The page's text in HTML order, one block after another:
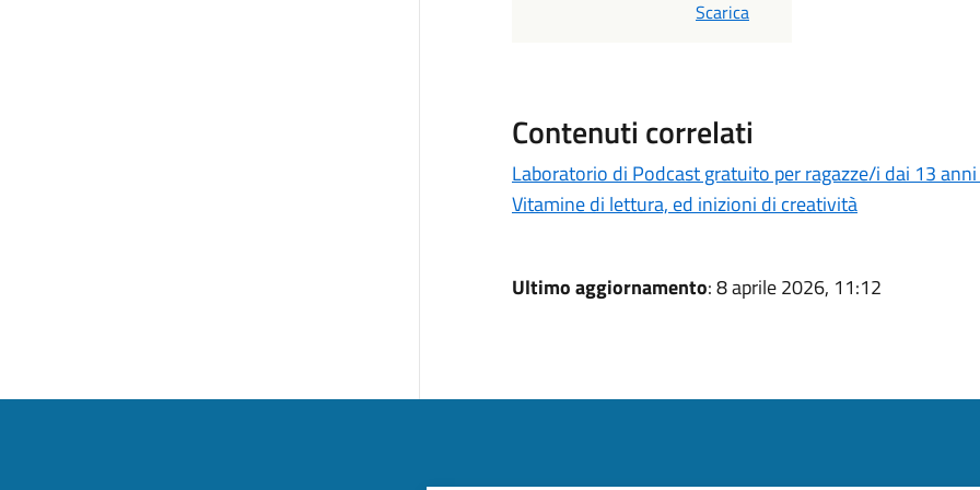
PDF
Scarica
Contenuti correlati
Laboratorio di Podcast gratuito per ragazze/i dai 13
Vitamine di lettura, ed inizioni di creatività
Ultimo aggiornamento: 8 aprile 2026, 11:12